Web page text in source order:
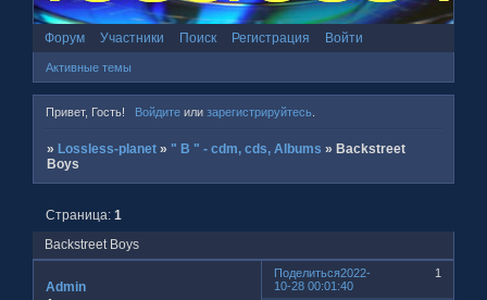
Форум Участники Поиск Регистрация Войти
Активные темы
Привет, Гость! Войдитеили зарегистрируйтесь.
» Lossless-planet » " B " - cdm, cds, Albums » Backstreet
Boys
Backstreet Boys
Страница:1
Поделиться 1
2022-
10-28 00:01:40
Admin